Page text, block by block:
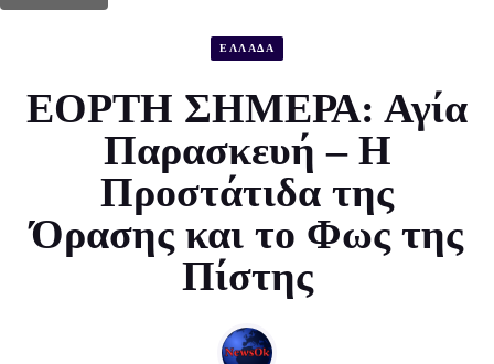
ΕΛΛΑΔΑ
ΕΟΡΤΗ ΣΗΜΕΡΑ: Αγία
Παρασκευή – Η
Προστάτιδα της
Όρασης και το Φως της
Πίστης